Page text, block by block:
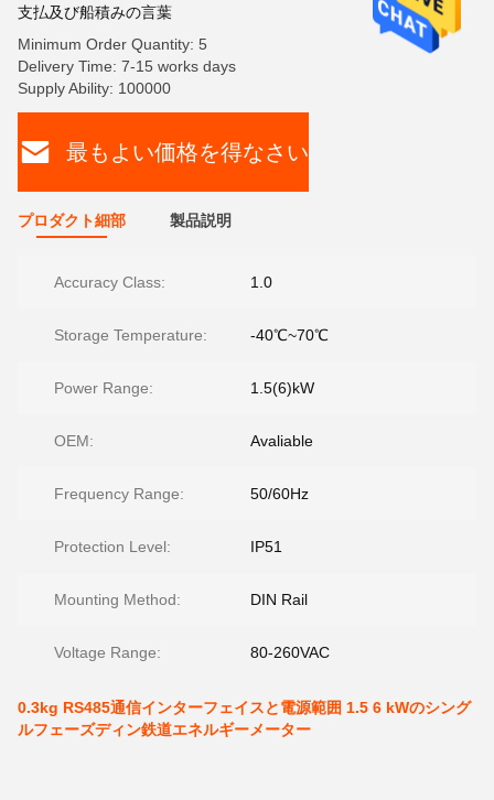
支払及び船積みの言葉
Minimum Order Quantity: 5
Delivery Time: 7-15 works days
Supply Ability: 100000
最もよい価格を得なさい
プロダクト細部 製品説明
Accuracy Class: 1.0
Storage Temperature: -40℃~70℃
Power Range: 1.5(6)kW
OEM: Avaliable
Frequency Range: 50/60Hz
Protection Level: IP51
Mounting Method: DIN Rail
Voltage Range: 80-260VAC
0.3kg RS485通信インターフェイスと電源範囲 1.5 6 kWのシング
ルフェーズディン鉄道エネルギーメーター